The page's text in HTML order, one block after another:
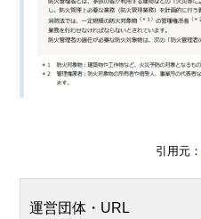
引用元：
運営団体・URL